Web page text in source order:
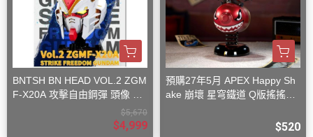
BNTSH BN HEAD VOL.2 ZGM
F-X20A 攻擊自由鋼彈 頭像 53
$5,670
$4,999
預購27年5月 APEX Happy Sh
ake 崩壞 星穹鐵道 Q版搖搖樂
$520